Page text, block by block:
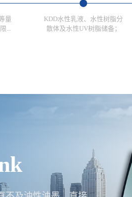
量
...
KDD水性乳液、水性树脂分
散体及水性UV树脂储备；
ink
，部分同类油墨易干